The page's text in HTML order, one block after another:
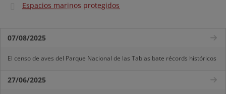
Espacios marinos protegidos
07/08/2025
El censo de aves del Parque Nacional de las Tablas bate récords históricos
27/06/2025